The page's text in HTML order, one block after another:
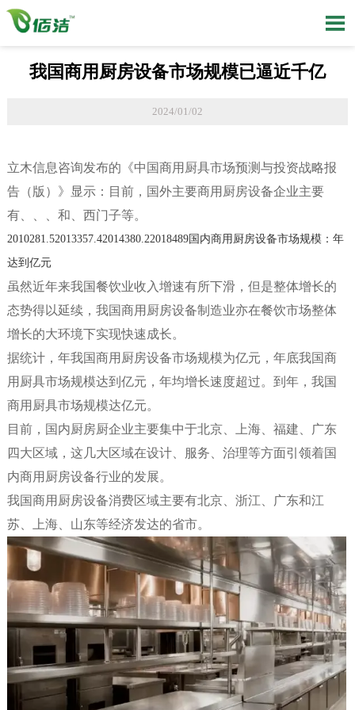

我国商用厨房设备市场规模已逼近千亿
2024/01/02
立木信息咨询发布的《中国商用厨具市场预测与投资战略报
告（版）》显示：目前，国外主要商用厨房设备企业主要
有、 和 、西门子等。
2010281.52013357.42014380.22018489国内商用厨房设备市场规模： 年
达到 亿元
虽然近年来我国餐饮业收入增速有所下滑，但是整体增长的
态势得以延续，我国商用厨房设备制造业亦在餐饮市场整体
增长的大环境下实现快速成长。
据统计， 年我国商用厨房设备市场规模为亿元， 年底我国商
用厨具市场规模达到 亿元，年均增长速度超过。到 年，我国
商用厨具市场规模达亿元。
目前，国内厨房厨企业主要集中于北京、上海、福建、广东
四大区域，这几大区域在设计、服务、治理等方面引领着国
内商用厨房设备行业的发展。
我国商用厨房设备消费区域主要有北京、浙江、广东和江
苏、上海、山东等经济发达的省市。